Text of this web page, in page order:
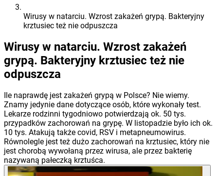
Wirusy w natarciu. Wzrost zakażeń grypą. Bakteryjny
krztusiec też nie odpuszcza
Wirusy w natarciu. Wzrost zakażeń
grypą. Bakteryjny krztusiec też nie
odpuszcza
Ile naprawdę jest zakażeń grypą w Polsce? Nie wiemy.
Znamy jedynie dane dotyczące osób, które wykonały test.
Lekarze rodzinni tygodniowo potwierdzają ok. 50 tys.
przypadków zachorowań na grypę. W listopadzie było ich ok.
10 tys. Atakują także covid, RSV i metapneumowirus.
Równolegle jest też dużo zachorowań na krztusiec, który nie
jest chorobą wywołaną przez wirusa, ale przez bakterię
nazywaną pałeczką krztuśca.